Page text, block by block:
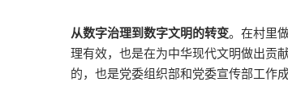
从数字治理到数字文明的转变。在村里
理有效，也是在为中华现代文明做出贡
的，也是党委组织部和党委宣传部工作